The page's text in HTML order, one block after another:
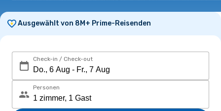
Ausgewählt von 8M+ Prime-Reisenden
Check-in / Check-out
Personen